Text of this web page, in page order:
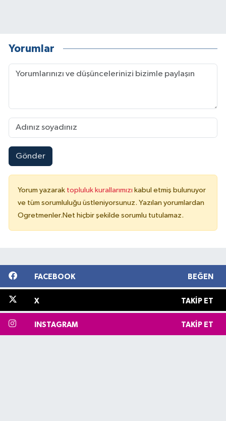
Yorumlar
Gönder
Yorum yazarak topluluk kurallarımızı kabul etmiş bulunuyor
ve tüm sorumluluğu üstleniyorsunuz. Yazılan yorumlardan
Ogretmenler.Net hiçbir şekilde sorumlu tutulamaz.
FACEBOOK BEĞEN
X TAKIP ET
INSTAGRAM TAKIP ET